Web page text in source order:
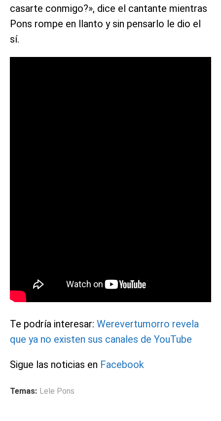
casarte conmigo?», dice el cantante mientras
Pons rompe en llanto y sin pensarlo le dio el
sí.
Te podría interesar: Werevertumorro revela
que ya no existen sus canales de YouTube
Sigue las noticias en Facebook
Temas: Lele Pons